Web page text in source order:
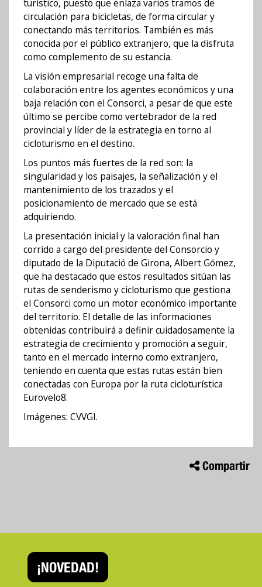
turístico, puesto que enlaza varios tramos de
circulación para bicicletas, de forma circular y
conectando más territorios. También es más
conocida por el público extranjero, que la disfruta
como complemento de su estancia.
La visión empresarial recoge una falta de
colaboración entre los agentes económicos y una
baja relación con el Consorci, a pesar de que este
último se percibe como vertebrador de la red
provincial y líder de la estrategia en torno al
cicloturismo en el destino.
Los puntos más fuertes de la red son: la
singularidad y los paisajes, la señalización y el
mantenimiento de los trazados y el
posicionamiento de mercado que se está
adquiriendo.
La presentación inicial y la valoración final han
corrido a cargo del presidente del Consorcio y
diputado de la Diputació de Girona, Albert Gómez,
que ha destacado que estos resultados sitúan las
rutas de senderismo y cicloturismo que gestiona
el Consorci como un motor económico importante
del territorio. El detalle de las informaciones
obtenidas contribuirá a definir cuidadosamente la
estrategia de crecimiento y promoción a seguir,
tanto en el mercado interno como extranjero,
teniendo en cuenta que estas rutas están bien
conectadas con Europa por la ruta cicloturística
Eurovelo8.
Imágenes: CVVGI.
Compartir
¡NOVEDAD!